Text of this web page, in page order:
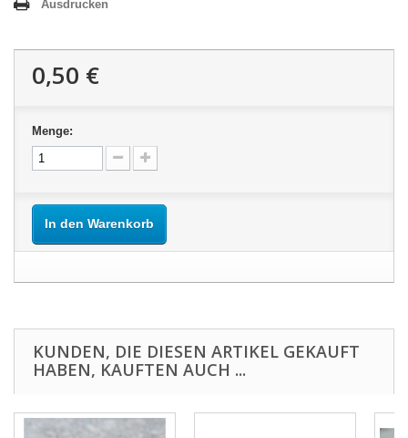
Ausdrucken
0,50 €
Menge:
In den Warenkorb
KUNDEN, DIE DIESEN ARTIKEL GEKAUFT
HABEN, KAUFTEN AUCH ...